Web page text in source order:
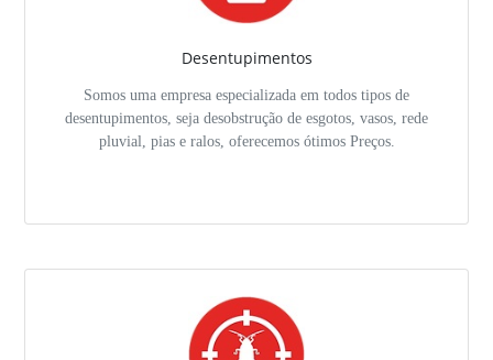
Desentupimentos
Somos uma empresa especializada em todos tipos de
desentupimentos, seja desobstrução de esgotos, vasos, rede
pluvial, pias e ralos, oferecemos ótimos Preços.